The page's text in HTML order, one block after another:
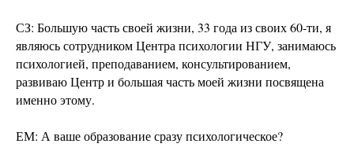
СЗ: Большую часть своей жизни, 33 года из своих 60-ти, я
являюсь сотрудником Центра психологии НГУ, занимаюсь
психологией, преподаванием, консультированием,
развиваю Центр и большая часть моей жизни посвящена
именно этому.
ЕМ: А ваше образование сразу психологическое?